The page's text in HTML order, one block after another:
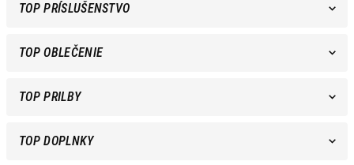
TOP PRÍSLUŠENSTVO
TOP OBLEČENIE
TOP PRILBY
TOP DOPLNKY